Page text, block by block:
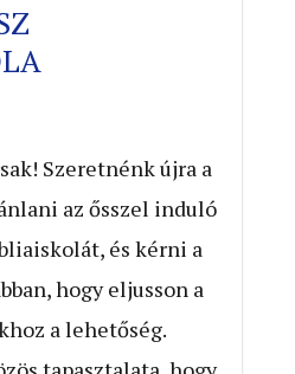
Szeretnénk újra a
az ősszel induló
és kérni a
hogy eljusson a
a lehetőség.